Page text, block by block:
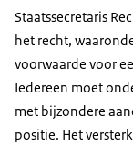
Staatssecretaris
het recht,
voorwaarde voor
Iedereen moet
met bijzondere
positie. Het